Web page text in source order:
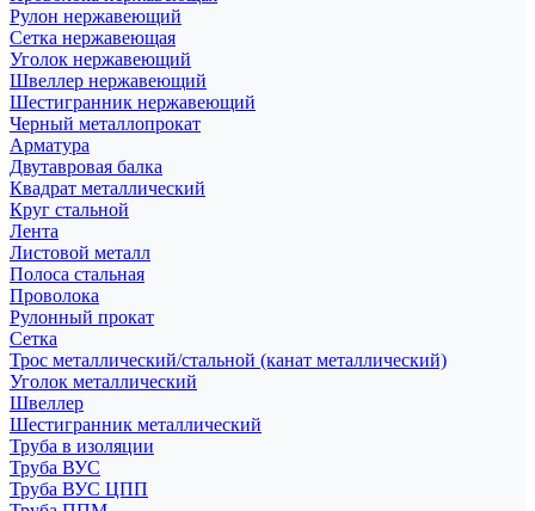
Рулон нержавеющий
Сетка нержавеющая
Уголок нержавеющий
Швеллер нержавеющий
Шестигранник нержавеющий
Черный металлопрокат
Арматура
Двутавровая балка
Квадрат металлический
Круг стальной
Лента
Листовой металл
Полоса стальная
Проволока
Рулонный прокат
Сетка
Трос металлический/стальной (канат металлический)
Уголок металлический
Швеллер
Шестигранник металлический
Труба в изоляции
Труба ВУС
Труба ВУС ЦПП